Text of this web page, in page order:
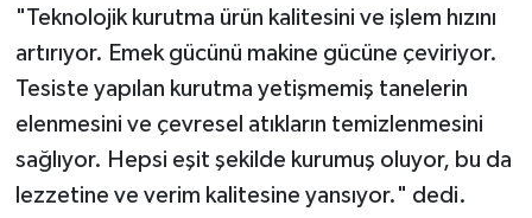
"Teknolojik kurutma ürün kalitesini ve işlem hızını
artırıyor. Emek gücünü makine gücüne çeviriyor.
Tesiste yapılan kurutma yetişmemiş tanelerin
elenmesini ve çevresel atıkların temizlenmesini
sağlıyor. Hepsi eşit şekilde kurumuş oluyor, bu da
lezzetine ve verim kalitesine yansıyor." dedi.